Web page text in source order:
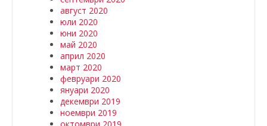
август 2020
юли 2020
юни 2020
май 2020
април 2020
март 2020
февруари 2020
януари 2020
декември 2019
ноември 2019